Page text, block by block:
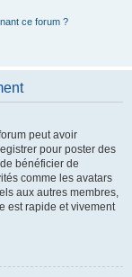
ce forum ?
peut avoir
pour poster des
bénéficier de
comme les avatars
aux autres membres,
est rapide et vivement